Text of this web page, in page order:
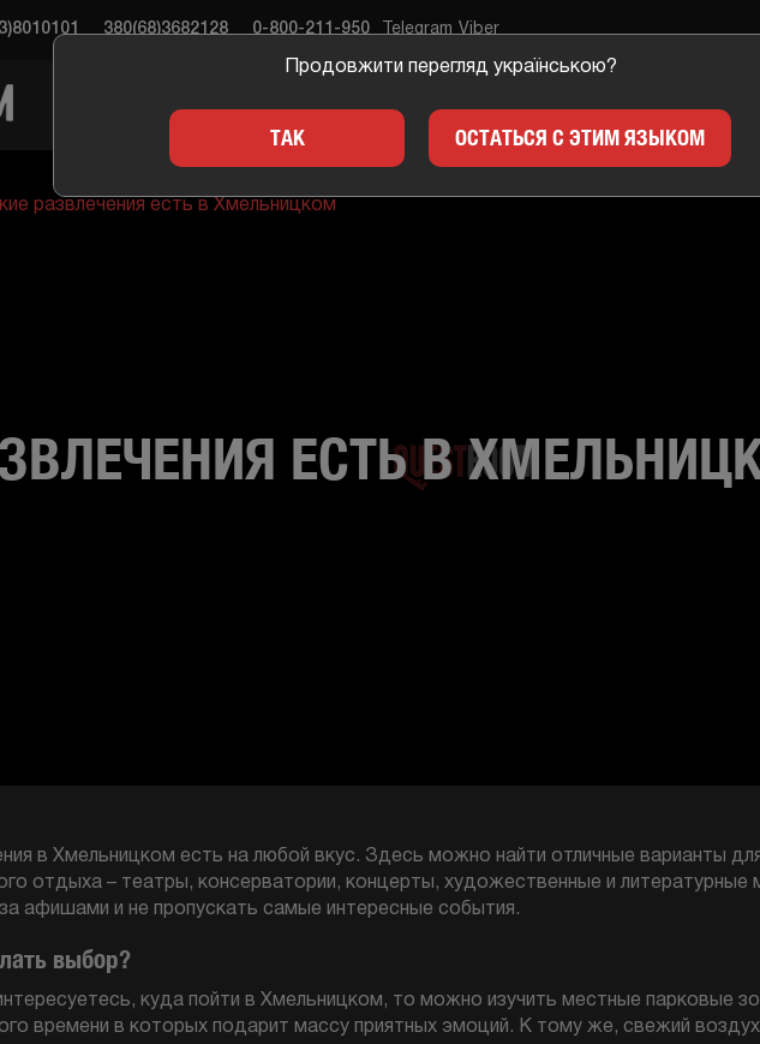
380(68)3682128 0-800-211-950 Telegram Viber
КВЕСТЫ ПОДАРКИ ДЛЯ
развлечения есть в Хмельницком
ЕСТЬ В
в Хмельницком есть на любой вкус. Здесь можно найти отличные варианты
отдыха – театры, консерватории, концерты, художественные и литературные
афишами и не пропускать самые интересные события.
выбор?
куда пойти в Хмельницком, то можно изучить местные парковые
времени в которых подарит массу приятных эмоций. К тому же, свежий
Продовжити перегляд українською?
ТАК ОСТАТЬСЯ С ЭТИМ ЯЗЫКОМ